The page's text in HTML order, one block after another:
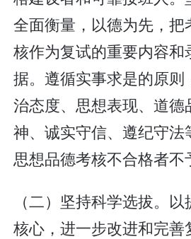
全面衡量，以德为先，把
核作为复试的重要内容和
据。遵循实事求是的原则
治态度、思想表现、道德
神、诚实守信、遵纪守法
思想品德考核不合格者不
（二）坚持科学选拔。
核心，进一步改进和完